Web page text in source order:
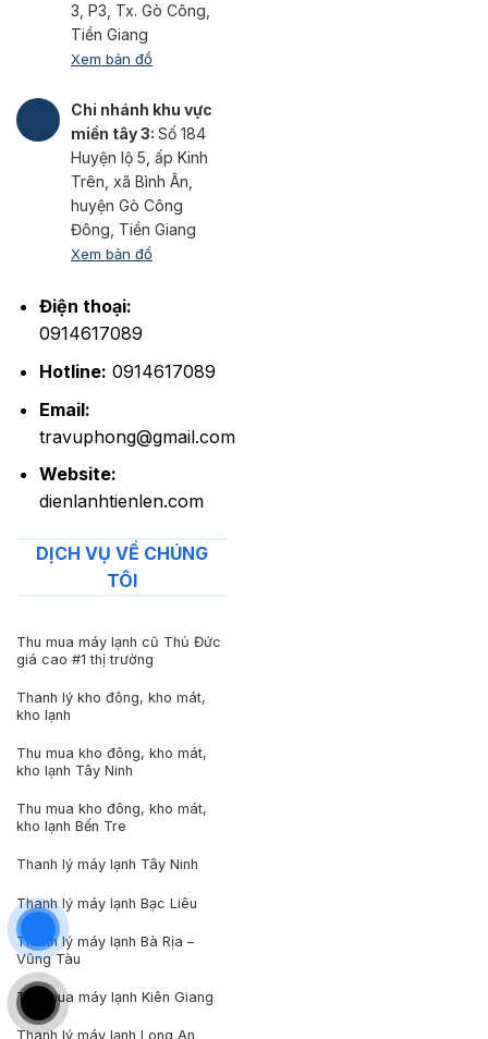
3, P3, Tx. Gò Công,
Tiền Giang
Xem bản đồ
Chi nhánh khu vực
miền tây 3: Số 184
Huyện lộ 5, ấp Kinh
Trên, xã Bình Ân,
huyện Gò Công
Đông, Tiền Giang
Xem bản đồ
Điện thoại:
0914617089
Hotline: 0914617089
Email:
travuphong@gmail.com
Website:
dienlanhtienlen.com
DỊCH VỤ VỀ CHÚNG
TÔI
Thu mua máy lạnh cũ Thủ Đức
giá cao #1 thị trường
Thanh lý kho đông, kho mát,
kho lạnh
Thu mua kho đông, kho mát,
kho lạnh Tây Ninh
Thu mua kho đông, kho mát,
kho lạnh Bến Tre
Thanh lý máy lạnh Tây Ninh
Thanh lý máy lạnh Bạc Liêu
Thanh lý máy lạnh Bà Rịa –
Vũng Tàu
Thu mua máy lạnh Kiên Giang
Thanh lý máy lạnh Long An